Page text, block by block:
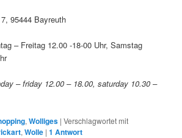
95444 Bayreuth
– Freitag 12.00 -18-00 Uhr, Samstag
– friday 12.00 – 18.00, saturday 10.30 –
,Wolliges |Verschlagwortet mit
,Wolle |1 Antwort